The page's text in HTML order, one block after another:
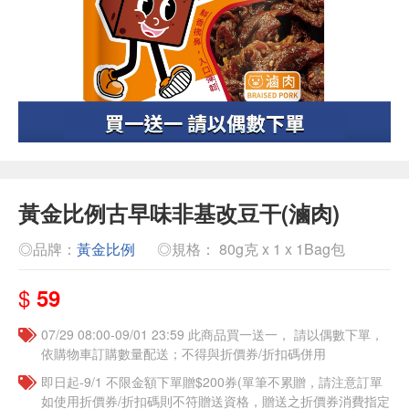
黃金比例古早味非基改豆干(滷肉)
◎品牌： 黃金比例 ◎規格： 80g克 x 1 x 1Bag包
$ 59
07/29 08:00-09/01 23:59 此商品買一送一， 請以偶數下單，
依購物車訂購數量配送；不得與折價券/折扣碼併用
即日起-9/1 不限金額下單贈$200券(單筆不累贈，請注意訂單
如使用折價券/折扣碼則不符贈送資格，贈送之折價券消費指定